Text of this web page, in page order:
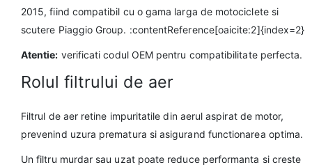
2015, fiind compatibil cu o gama larga de motociclete si
scutere Piaggio Group. :contentReference[oaicite:2]{index=2}
Atentie: verificati codul OEM pentru compatibilitate perfecta.
Rolul filtrului de aer
Filtrul de aer retine impuritatile din aerul aspirat de motor,
prevenind uzura prematura si asigurand functionarea optima.
Un filtru murdar sau uzat poate reduce performanta si creste